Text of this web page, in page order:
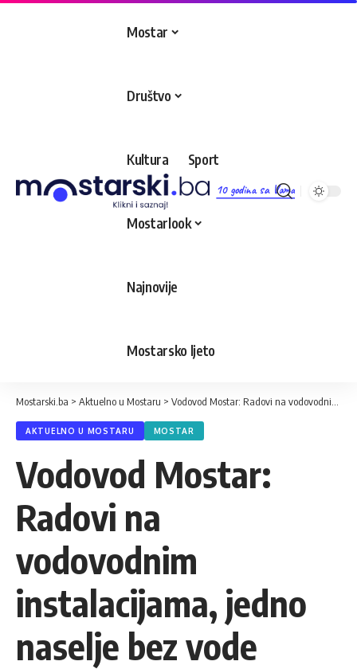
10 godina sa Vama
Mostar
Društvo
Kultura Sport
Mostarlook
Najnovije
Mostarsko ljeto
Mostarski.ba > Aktuelno u Mostaru > Vodovod Mostar: Radovi na vodovodnim instalacijama, jedno naselje bez vode
AKTUELNO U MOSTARU MOSTAR
Vodovod Mostar:
Radovi na
vodovodnim
instalacijama, jedno
naselje bez vode